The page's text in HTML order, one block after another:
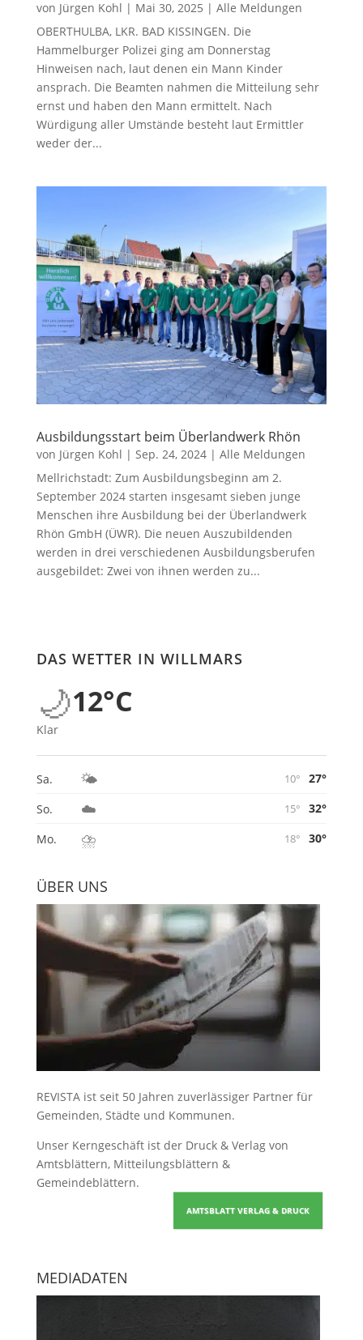
von Jürgen Kohl | Mai 30, 2025 | Alle Meldungen
OBERTHULBA, LKR. BAD KISSINGEN. Die
Hammelburger Polizei ging am Donnerstag
Hinweisen nach, laut denen ein Mann Kinder
ansprach. Die Beamten nahmen die Mitteilung sehr
ernst und haben den Mann ermittelt. Nach
Würdigung aller Umstände besteht laut Ermittler
weder der...
Ausbildungsstart beim Überlandwerk Rhön
von Jürgen Kohl | Sep. 24, 2024| Alle Meldungen
Mellrichstadt: Zum Ausbildungsbeginn am 2.
September 2024 starten insgesamt sieben junge
Menschen ihre Ausbildung bei der Überlandwerk
Rhön GmbH (ÜWR). Die neuen Auszubildenden
werden in drei verschiedenen Ausbildungsberufen
ausgebildet: Zwei von ihnen werden zu...
DAS WETTER IN WILLMARS
🌙12°C
Klar
Sa. 🌤️ 10°
27°
So.
☁️ 15°
32°
Mo.
⛈️ 18° 30°
ÜBER UNS
REVISTA ist seit 50 Jahren zuverlässiger Partner für
Gemeinden, Städte und Kommunen.
Unser Kerngeschäft ist der Druck & Verlag von
Amtsblättern, Mitteilungsblättern &
Gemeindeblättern.
AMTSBLATT VERLAG & DRUCK
MEDIADATEN